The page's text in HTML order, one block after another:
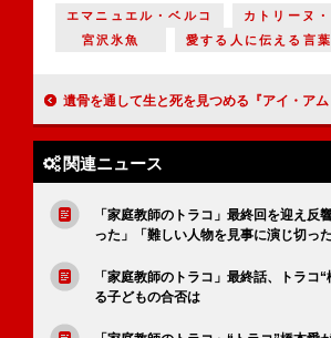
エマニュエル・ベルコ カトリーヌ
宮沢氷魚
愛する人に伝える言葉
遺骨を通して生と死を見つめる『アイ・アム まきもと』『マイ・ブロークン・マリコ』
関連ニュース
「家庭教師のトラコ」最終回を迎え
った」「難しい人物を見事に演じ切った
「家庭教師のトラコ」最終話、トラ
る子どもの合否は